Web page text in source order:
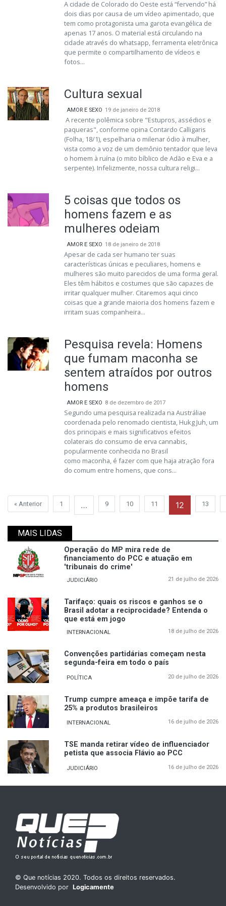
A cidade de Colorado do Oeste está “fervendo” há
dois dias por causa de um vídeo apimentado, que
tem como protagonista uma garota evangélica de
apenas 17 anos. O material está circulando na
cidade através do whatsapp, ferramenta eletrônica
que permite o compartilhamento de vídeos e
fotos...
Cultura sexual
AMOR E SEXO 19 de janeiro de 2018
A recente polêmica sobre "Estupros, assédios e
paqueras", conforme opina Contardo Calligaris
(Folha, 18/1), espelharia o milenar ódio à mulher,
vista como a voz de um demônio tentador que leva
o homem à ruína (o mito bíblico de Adão e Eva e a
serpente). Infelizmente, nossa cultura religi...
5 coisas que todos os
homens fazem e as
mulheres odeiam
AMOR E SEXO 18 de janeiro de 2018
Apesar de cada ser humano ter suas
características únicas e peculiares, homens e
mulheres são muito parecidos de uma forma geral.
Eles têm hábitos e costumes que são capazes de
irritar qualquer mulher. Citaremos aqui cinco
coisas que a grande maioria dos homens fazem e
irritam suas companheira...
Pesquisa revela: Homens
que fumam maconha se
sentem atraídos por outros
homens
AMOR E SEXO 8 de dezembro de 2017
Segundo uma pesquisa realizada na Austráliae
coordenada pelo renomado cientista, Hukg Juh, um
dos principais e mais significativos efeitos
colaterais do consumo de erva cannabis,
popularmente conhecida no Brasil
como maconha, é fazer com que haja atração fora
do comum entre homens, que cons...
« Anterior 1 … 9 10 11 12 13
MAIS LIDAS
Operação do MP mira rede de
financiamento do PCC e atuação em
'tribunais do crime'
JUDICIÁRIO 21 de julho de 2026
Tarifaço: quais os riscos e ganhos se o
Brasil adotar a reciprocidade? Entenda o
que está em jogo
INTERNACIONAL 18 de julho de 2026
Convenções partidárias começam nesta
segunda-feira em todo o país
POLÍTICA 20 de julho de 2026
Trump cumpre ameaça e impõe tarifa de
25% a produtos brasileiros
INTERNACIONAL 16 de julho de 2026
TSE manda retirar vídeo de influenciador
petista que associa Flávio ao PCC
JUDICIÁRIO 16 de julho de 2026
© Que notícias 2020. Todos os direitos reservados.
Desenvolvido por Logicamente